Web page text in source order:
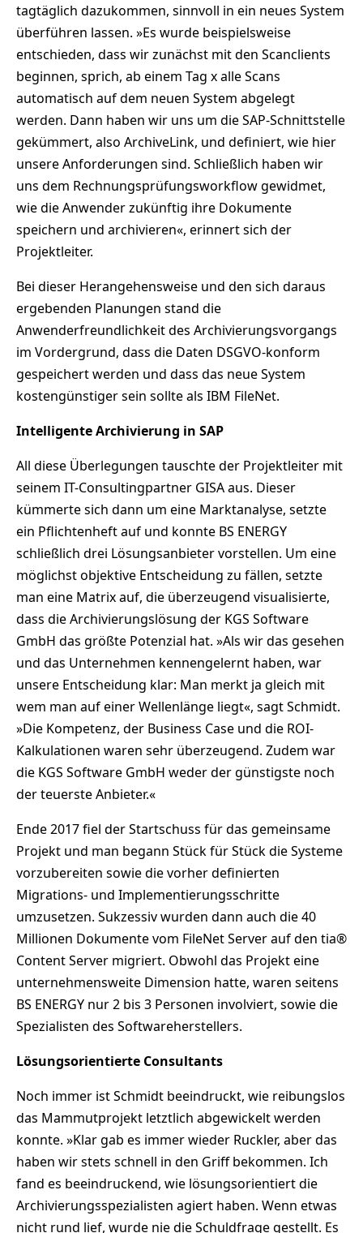
tagtäglich dazukommen, sinnvoll in ein neues System
überführen lassen. »Es wurde beispielsweise
entschieden, dass wir zunächst mit den Scanclients
beginnen, sprich, ab einem Tag x alle Scans
automatisch auf dem neuen System abgelegt
werden. Dann haben wir uns um die SAP-Schnittstelle
gekümmert, also ArchiveLink, und definiert, wie hier
unsere Anforderungen sind. Schließlich haben wir
uns dem Rechnungsprüfungsworkflow gewidmet,
wie die Anwender zukünftig ihre Dokumente
speichern und archivieren«, erinnert sich der
Projektleiter.
Bei dieser Herangehensweise und den sich daraus
ergebenden Planungen stand die
Anwenderfreundlichkeit des Archivierungsvorgangs
im Vordergrund, dass die Daten DSGVO-konform
gespeichert werden und dass das neue System
kostengünstiger sein sollte als IBM FileNet.
Intelligente Archivierung in SAP
All diese Überlegungen tauschte der Projektleiter mit
seinem IT-Consultingpartner GISA aus. Dieser
kümmerte sich dann um eine Marktanalyse, setzte
ein Pflichtenheft auf und konnte BS ENERGY
schließlich drei Lösungsanbieter vorstellen. Um eine
möglichst objektive Entscheidung zu fällen, setzte
man eine Matrix auf, die überzeugend visualisierte,
dass die Archivierungslösung der KGS Software
GmbH das größte Potenzial hat. »Als wir das gesehen
und das Unternehmen kennengelernt haben, war
unsere Entscheidung klar: Man merkt ja gleich mit
wem man auf einer Wellenlänge liegt«, sagt Schmidt.
»Die Kompetenz, der Business Case und die ROI-
Kalkulationen waren sehr überzeugend. Zudem war
die KGS Software GmbH weder der günstigste noch
der teuerste Anbieter.«
Ende 2017 fiel der Startschuss für das gemeinsame
Projekt und man begann Stück für Stück die Systeme
vorzubereiten sowie die vorher definierten
Migrations- und Implementierungsschritte
umzusetzen. Sukzessiv wurden dann auch die 40
Millionen Dokumente vom FileNet Server auf den tia®
Content Server migriert. Obwohl das Projekt eine
unternehmensweite Dimension hatte, waren seitens
BS ENERGY nur 2 bis 3 Personen involviert, sowie die
Spezialisten des Softwareherstellers.
Lösungsorientierte Consultants
Noch immer ist Schmidt beeindruckt, wie reibungslos
das Mammutprojekt letztlich abgewickelt werden
konnte. »Klar gab es immer wieder Ruckler, aber das
haben wir stets schnell in den Griff bekommen. Ich
fand es beeindruckend, wie lösungsorientiert die
Archivierungsspezialisten agiert haben. Wenn etwas
nicht rund lief, wurde nie die Schuldfrage gestellt. Es